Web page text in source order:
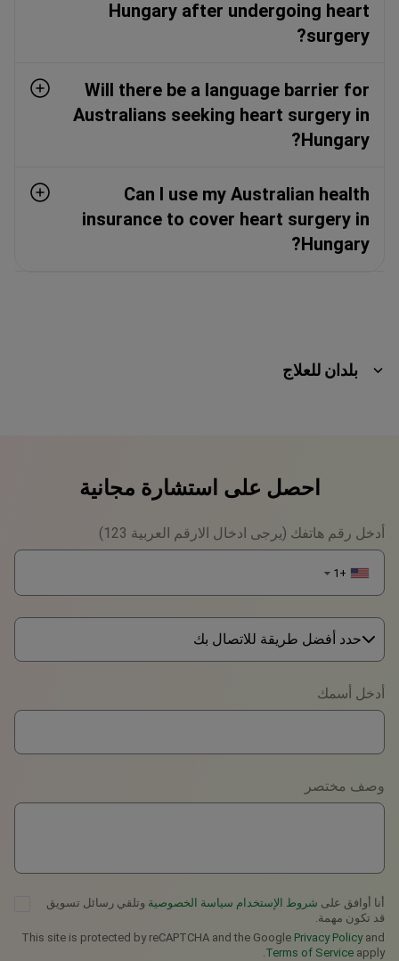
Hungary after undergoing heart
surgery?
Will there be a language barrier for
Australians seeking heart surgery in
Hungary?
Can I use my Australian health
insurance to cover heart surgery in
Hungary?
بلدان للعلاج
احصل على استشارة مجانية
أدخل رقم هاتفك (يرجى ادخال الارقم العربية 123)
+1
▼
حدد أفضل طريقة للاتصال بك
Phone
WhatsApp
Viber
Telegram
أدخل أسمك
وصف مختصر
أنا أوافق على شروط الإستخدام سياسة الخصوصية وتلقي رسائل تسويق
قد تكون مهمة.
This site is protected by reCAPTCHA and the Google Privacy Policyand
Terms of Service apply.